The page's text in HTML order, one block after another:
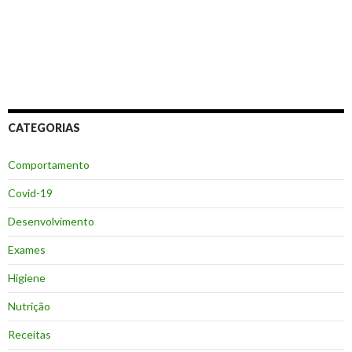
CATEGORIAS
Comportamento
Covid-19
Desenvolvimento
Exames
Higiene
Nutrição
Receitas